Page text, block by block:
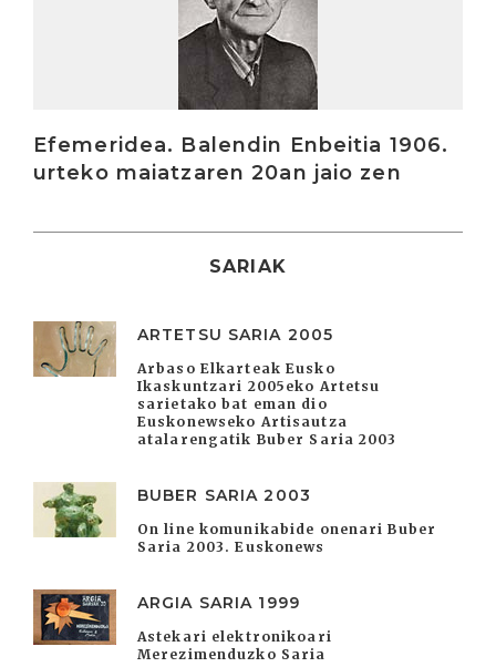
Efemeridea. Balendin Enbeitia 1906.
urteko maiatzaren 20an jaio zen
SARIAK
ARTETSU SARIA 2005
Arbaso Elkarteak Eusko
Ikaskuntzari 2005eko Artetsu
sarietako bat eman dio
Euskonewseko Artisautza
atalarengatik Buber Saria 2003
BUBER SARIA 2003
On line komunikabide onenari Buber
Saria 2003. Euskonews
ARGIA SARIA 1999
Astekari elektronikoari
Merezimenduzko Saria